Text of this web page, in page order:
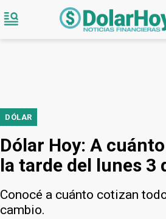
DÓLAR
Dólar Hoy: A
la tarde del lunes 3
Conocé a cuánto cotizan
cambio.